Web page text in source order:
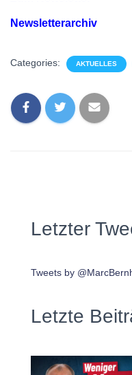
Newsletterarchiv
Categories: AKTUELLES
Letzter
Tweets by
Letzte